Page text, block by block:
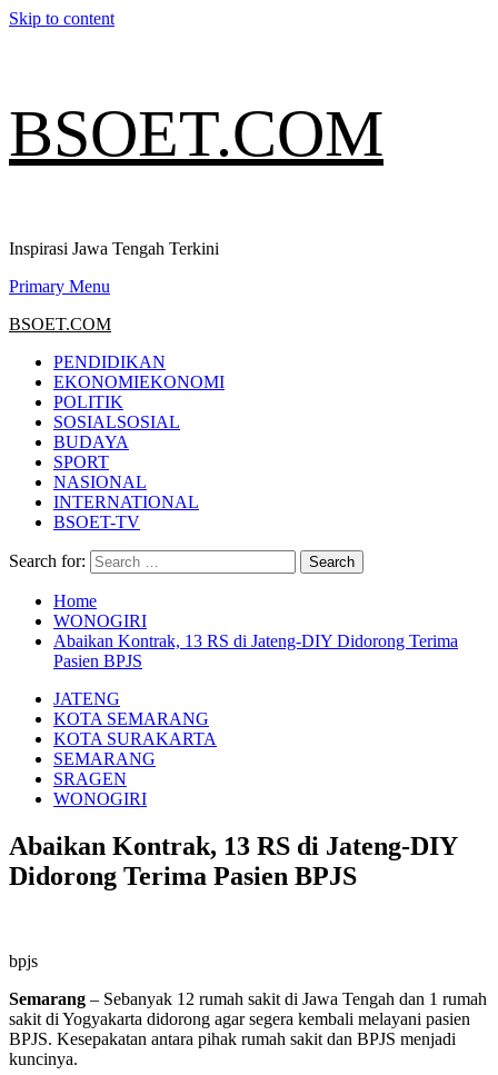
Skip to content
BSOET.COM
Inspirasi Jawa Tengah Terkini
Primary Menu
BSOET.COM
PENDIDIKAN
EKONOMIEKONOMI
POLITIK
SOSIALSOSIAL
BUDAYA
SPORT
NASIONAL
INTERNATIONAL
BSOET-TV
Search for:
Home
WONOGIRI
Abaikan Kontrak, 13 RS di Jateng-DIY Didorong Terima
Pasien BPJS
JATENG
KOTA SEMARANG
KOTA SURAKARTA
SEMARANG
SRAGEN
WONOGIRI
Abaikan Kontrak, 13 RS di Jateng-DIY
Didorong Terima Pasien BPJS
bpjs
Semarang – Sebanyak 12 rumah sakit di Jawa Tengah dan 1 rumah
sakit di Yogyakarta didorong agar segera kembali melayani pasien
BPJS. Kesepakatan antara pihak rumah sakit dan BPJS menjadi
kuncinya.